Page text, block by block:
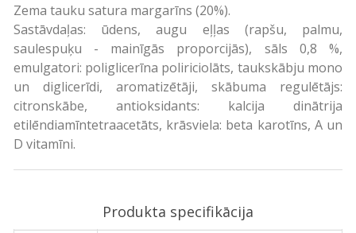
Zema tauku satura margarīns (20%).
Sastāvdaļas: ūdens, augu eļļas (rapšu, palmu,
saulespuķu - mainīgās proporcijās), sāls 0,8 %,
emulgatori: poliglicerīna poliriciolāts, taukskābju mono
un diglicerīdi, aromatizētāji, skābuma regulētājs:
citronskābe, antioksidants: kalcija dinātrija
etilēndiamīntetraacetāts, krāsviela: beta karotīns, A un
D vitamīni.
Produkta specifikācija